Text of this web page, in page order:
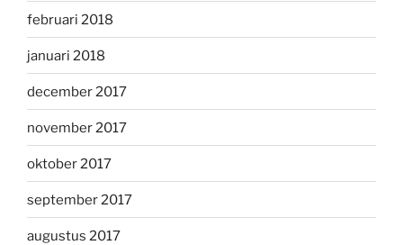
februari 2018
januari 2018
december 2017
november 2017
oktober 2017
september 2017
augustus 2017